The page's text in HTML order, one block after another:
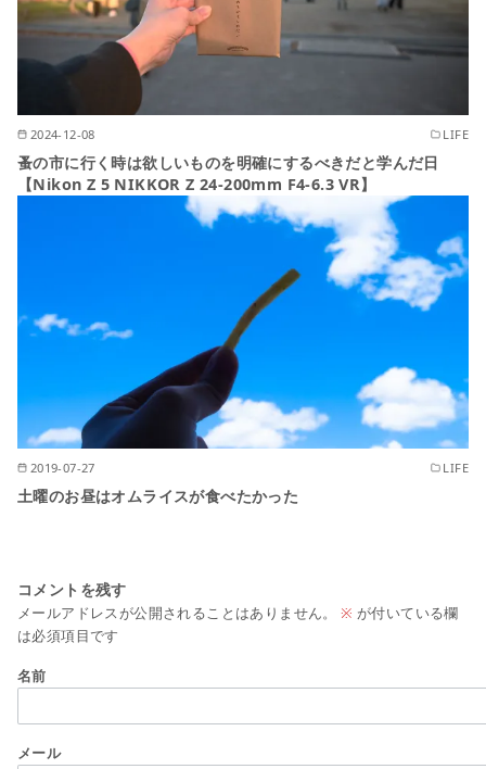
2024-12-08 LIFE
蚤の市に行く時は欲しいものを明確にするべきだと学んだ日
【Nikon Z 5 NIKKOR Z 24-200mm F4-6.3 VR】
2019-07-27 LIFE
土曜のお昼はオムライスが食べたかった
コメントを残す
メールアドレスが公開されることはありません。 ※ が付いている欄
は必須項目です
名前
メール